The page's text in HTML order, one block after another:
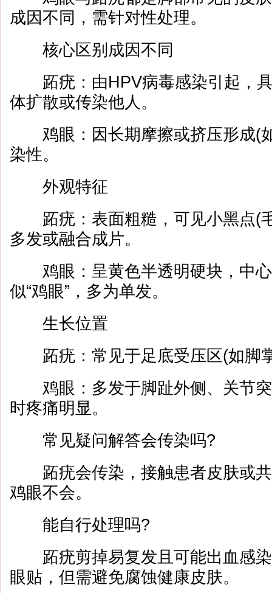
成因不同，需针对性处理。
核心区别成因不同
跖疣：由HPV病毒感染引起，具
体扩散或传染他人。
鸡眼：因长期摩擦或挤压形成(
染性。
外观特征
跖疣：表面粗糙，可见小黑点(
多发或融合成片。
鸡眼：呈黄色半透明硬块，中心
似“鸡眼”，多为单发。
生长位置
跖疣：常见于足底受压区(如脚
鸡眼：多发于脚趾外侧、关节突
时疼痛明显。
常见疑问解答会传染吗?
跖疣会传染，接触患者皮肤或共
鸡眼不会。
能自行处理吗?
跖疣剪掉易复发且可能出血感染
眼贴，但需避免腐蚀健康皮肤。